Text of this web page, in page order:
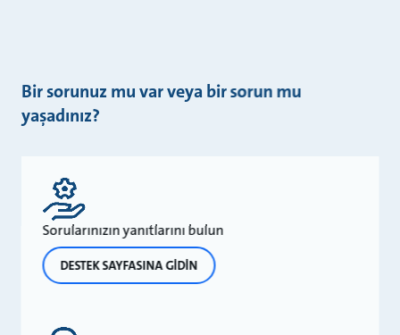
Bir sorunuz mu var veya bir sorun mu
yaşadınız?
Sorularınızın yanıtlarını bulun
DESTEK SAYFASINA GİDİN